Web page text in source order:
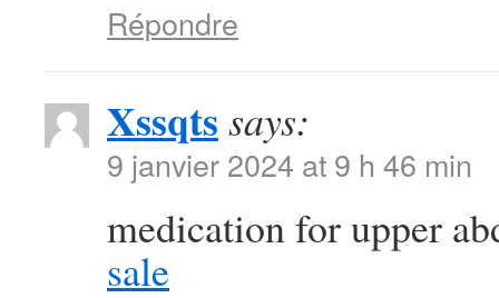
Répondre
Xssqts says:
9 janvier 2024 at 9 h 46 min
medication for upper
sale